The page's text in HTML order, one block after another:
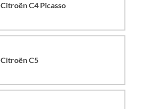
Citroën C4 Picasso
Citroën C5